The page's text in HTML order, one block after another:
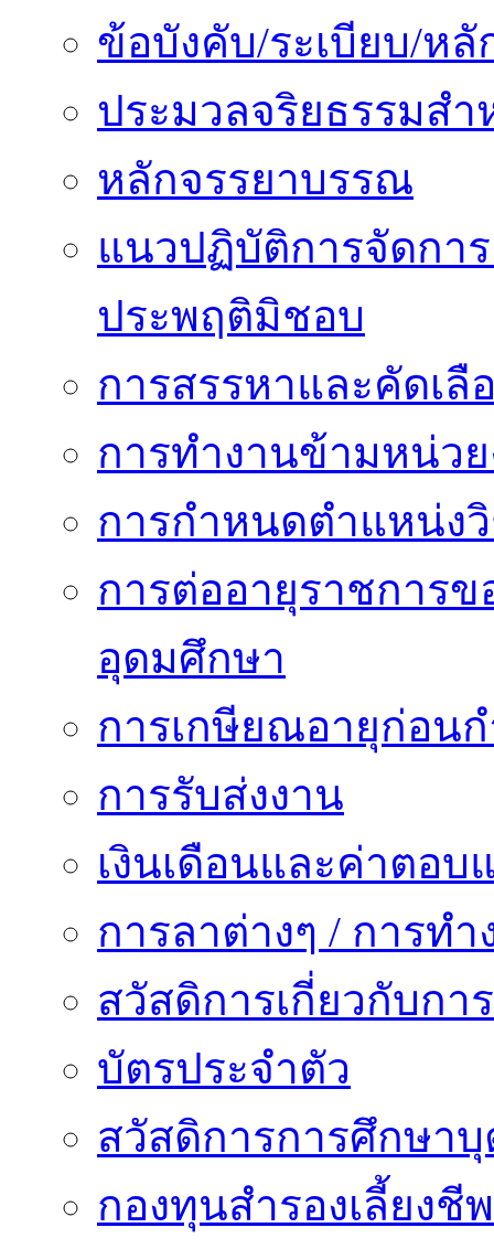
ข้อบังคับ/ระเบียบ/ห
ประมวลจริยธรรมส
หลักจรรยาบรรณ
แนวปฏิบัติการจัดการ
ประพฤติมิชอบ
การสรรหาและคัดเลื
การทำงานข้ามหน่ว
การกำหนดตำแหน่ง
การต่ออายุราชการ
อุดมศึกษา
การเกษียณอายุก่อน
การรับส่งงาน
เงินเดือนและค่าตอบ
การลาต่างๆ / การทำ
สวัสดิการเกี่ยวกับกา
บัตรประจำตัว
สวัสดิการการศึกษาบุ
กองทุนสำรองเลี้ยง